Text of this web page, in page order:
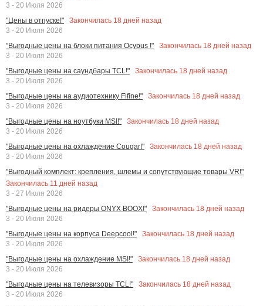
3 - 20 Июля 2026
"Цены в отпуске!"
Закончилась 18 дней назад
3 - 20 Июля 2026
"Выгодные цены на блоки питания Ocypus !"
Закончилась 18 дней назад
3 - 20 Июля 2026
"Выгодные цены на саундбары TCL!"
Закончилась 18 дней назад
3 - 20 Июля 2026
"Выгодные цены на аудиотехнику Fifine!"
Закончилась 18 дней назад
3 - 20 Июля 2026
"Выгодные цены на ноутбуки MSI!"
Закончилась 18 дней назад
3 - 20 Июля 2026
"Выгодные цены на охлаждение Cougar!"
Закончилась 18 дней назад
3 - 20 Июля 2026
"Выгодный комплект: крепления, шлемы и сопутствующие товары VR!"
Закончилась 11 дней назад
3 - 27 Июля 2026
"Выгодные цены на ридеры ONYX BOOX!"
Закончилась 18 дней назад
3 - 20 Июля 2026
"Выгодные цены на корпуса Deepcool!"
Закончилась 18 дней назад
3 - 20 Июля 2026
"Выгодные цены на охлаждение MSI!"
Закончилась 18 дней назад
3 - 20 Июля 2026
"Выгодные цены на телевизоры TCL!"
Закончилась 18 дней назад
3 - 20 Июля 2026